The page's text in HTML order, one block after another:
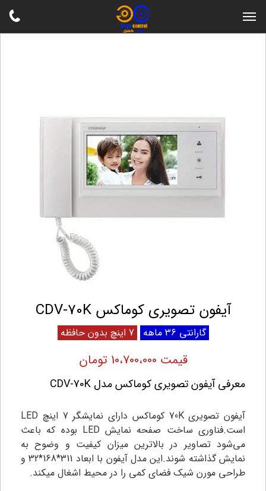
آیفون تصویری کوماکس CDV-70K
گارانتی 36 ماهه
قیمت 10،700،000 تومان
معرفی آیفون تصویری کوماکس مدل CDV-70K
آیفون تصویری 70K کوماکس دارای نمایشگر 7 اینچ LED
است.فناوری ساخت صفحه نمایش LED بوده که باعث
می‌شود تصاویر در بالاترین میزان کیفیت و وضوح به
نمایش گذاشته شوند.این مدل آیفون با ابعاد 311*168*32 و
طراحی مورن شیک فضای کمی را در محیط اشغال میکند.